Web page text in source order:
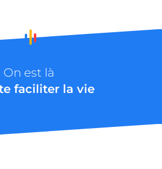
On est là
faciliter la vie